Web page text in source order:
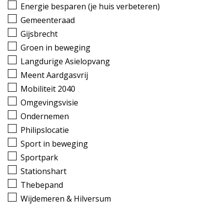
Energie besparen (je huis verbeteren)
Gemeenteraad
Gijsbrecht
Groen in beweging
Langdurige Asielopvang
Meent Aardgasvrij
Mobiliteit 2040
Omgevingsvisie
Ondernemen
Philipslocatie
Sport in beweging
Sportpark
Stationshart
Thebepand
Wijdemeren & Hilversum